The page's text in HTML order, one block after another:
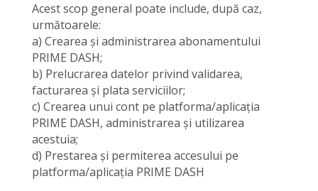
Acest scop general poate include, după caz,
următoarele:
a) Crearea și administrarea abonamentului
PRIME DASH;
b) Prelucrarea datelor privind validarea,
facturarea și plata serviciilor;
c) Crearea unui cont pe platforma/aplicația
PRIME DASH, administrarea și utilizarea
acestuia;
d) Prestarea și permiterea accesului pe
platforma/aplicația PRIME DASH